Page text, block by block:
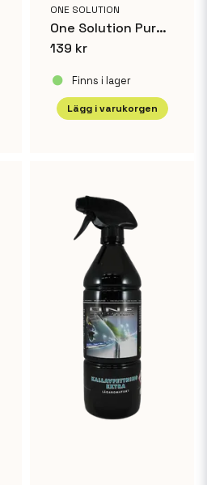
ONE SOLUTION
One Solution Purple Rain 25 L
139 kr
Finns i lager
Lägg i varukorgen